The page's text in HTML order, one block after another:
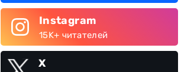
Instagram
15K+ читателей
X